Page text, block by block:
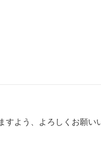
よう、よろしくお願い